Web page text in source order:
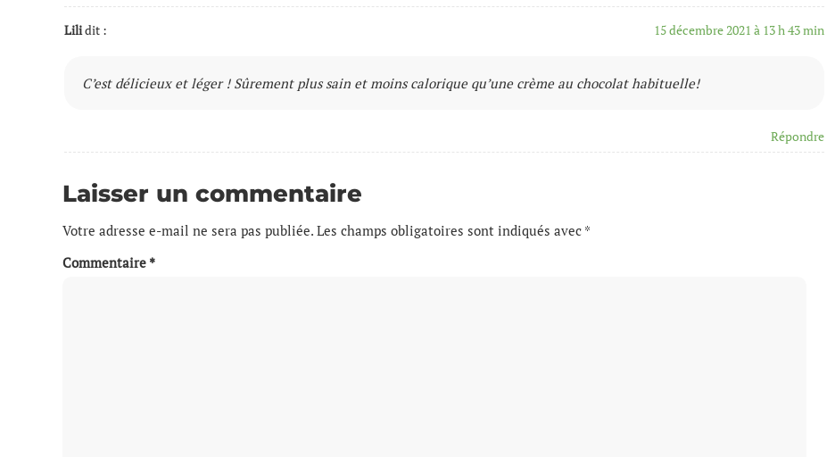
Lilidit : 15 décembre 2021 à 13 h 43 min
C’est délicieux et léger ! Sûrement plus sain et moins calorique qu’une crème au chocolat habituelle!
Répondre
Laisser un commentaire
Votre adresse e-mail ne sera pas publiée. Les champs obligatoires sont indiqués avec *
Commentaire *